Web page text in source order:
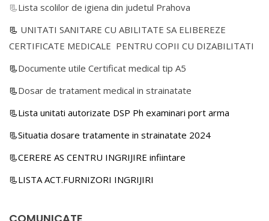
📃Lista scolilor de igiena din judetul Prahova
📃 UNITATI SANITARE CU ABILITATE SA ELIBEREZE
CERTIFICATE MEDICALE PENTRU COPII CU DIZABILITATI
📃Documente utile Certificat medical tip A5
📃Dosar de tratament medical in strainatate
📃Lista unitati autorizate DSP Ph examinari port arma
📃Situatia dosare tratamente in strainatate 2024
📃CERERE AS CENTRU INGRIJIRE infiintare
📃LISTA ACT.FURNIZORI INGRIJIRI